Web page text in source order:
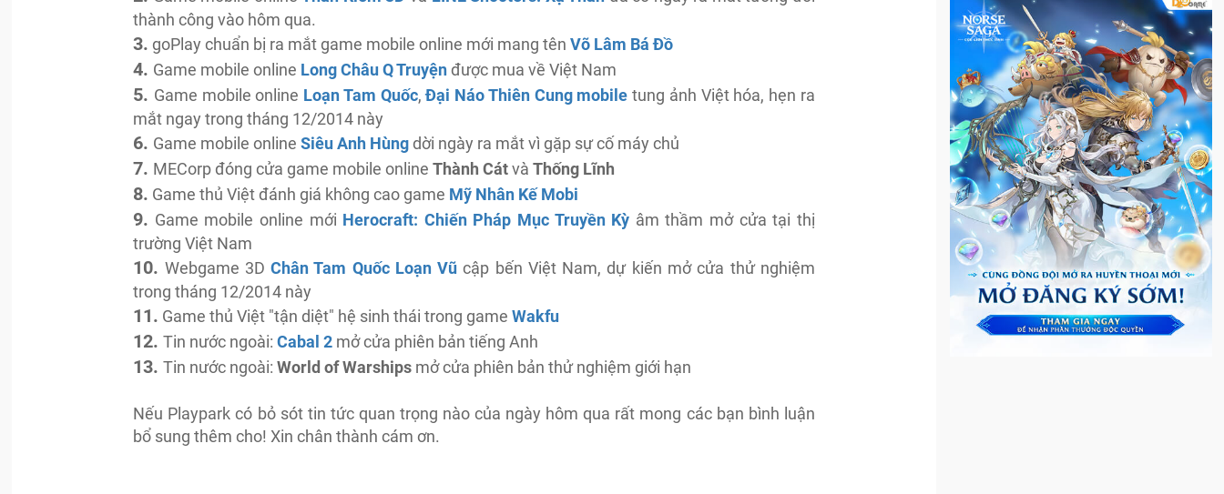
thành công vào hôm qua.
3. goPlay chuẩn bị ra mắt game mobile online mới mang tênVõ Lâm Bá Đồ
4. Game mobile online Long Châu Q Truyện được mua về Việt Nam
5. Game mobile online Loạn Tam Quốc,Đại Náo Thiên Cung mobile tung ảnh Việt hóa, hẹn ra
mắt ngay trong tháng 12/2014 này
6. Game mobile onlineSiêu Anh Hùng dời ngày ra mắt vì gặp sự cố máy chủ
7. MECorp đóng cửa game mobile onlineThành CátvàThống Lĩnh
8. Game thủ Việt đánh giá không cao game Mỹ Nhân Kế Mobi
9. Game mobile online mới Herocraft: Chiến Pháp Mục Truyền Kỳ âm thầm mở cửa tại thị
trường Việt Nam
10. Webgame 3DChân Tam Quốc Loạn Vũcập bến Việt Nam, dự kiến mở cửa thử nghiệm
trong tháng 12/2014 này
11. Game thủ Việt "tận diệt" hệ sinh thái trong gameWakfu
12.Tin nước ngoài:Cabal 2 mở cửa phiên bản tiếng Anh
13.Tin nước ngoài:World of Warships mở cửa phiên bản thử nghiệm giới hạn
Nếu Playpark có bỏ sót tin tức quan trọng nào của ngày hôm qua rất mong các bạn bình luận
bổ sung thêm cho! Xin chân thành cám ơn.